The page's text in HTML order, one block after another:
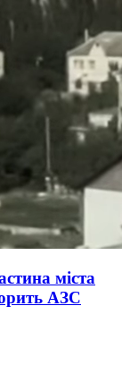
міста
АЗС